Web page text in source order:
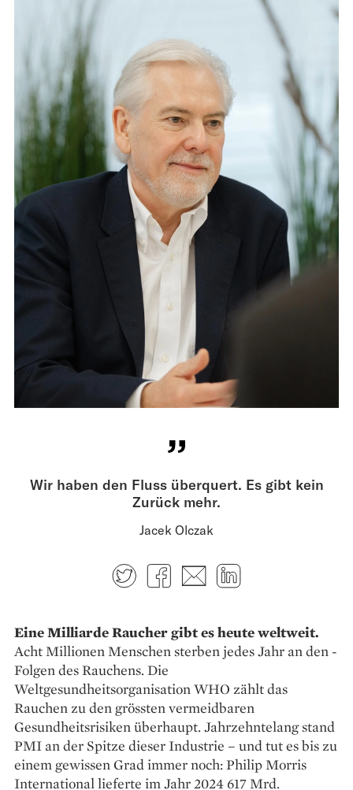
Wir haben den Fluss überquert. Es gibt kein
Zurück mehr.
Jacek Olczak
TwitterFacebook
E-mail
Eine Milliarde Raucher gibt es heute weltweit.
Acht Millionen Menschen sterben jedes Jahr an den ­
Folgen des Rauchens. Die
Weltgesundheitsorganisation WHO zählt das
Rauchen zu den grössten vermeidbaren
Gesundheitsrisiken überhaupt. Jahrzehntelang stand
PMI an der Spitze dieser Industrie – und tut es bis zu
einem gewissen Grad immer noch: Philip Morris
International lieferte im Jahr 2024 617 Mrd.